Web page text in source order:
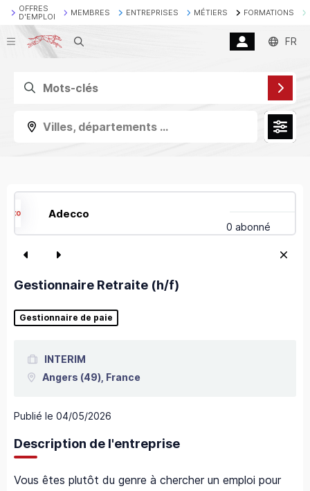
OFFRES
D'EMPLOI
MEMBRES ENTREPRISES MÉTIERS FORMATIONS
Recherche FR
Villes, départements ...
Adecco
0 abonné
Gestionnaire Retraite (h/f)
Gestionnaire de paie
INTERIM
Angers (49), France
Publié le 04/05/2026
Description de l'entreprise
Vous êtes plutôt du genre à chercher un emploi pour